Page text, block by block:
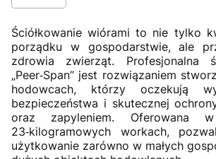
Ściółkowanie wiórami to nie tylko
porządku w gospodarstwie, ale
zdrowia zwierząt. Profesjonalna
„Peer‑Span” jest rozwiązaniem
hodowcach, którzy oczekują
bezpieczeństwa i skutecznej
oraz zapyleniem. Oferowana
23‑kilogramowych workach,
użytkowanie zarówno w małych